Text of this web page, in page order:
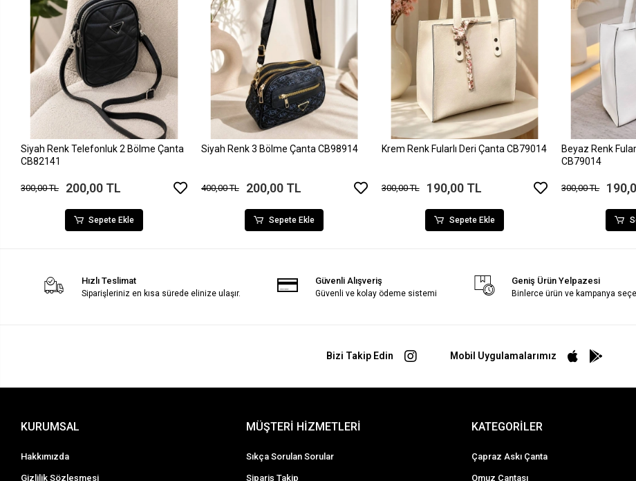
Siyah Renk Telefonluk 2 Bölme Çanta
CB82141
300,00 TL 200,00 TL
Sepete Ekle
Siyah Renk 3 Bölme Çanta CB98914
400,00 TL 200,00 TL
Sepete Ekle
Krem Renk Fularlı Deri Çanta CB79014
300,00 TL 190,00 TL
Sepete Ekle
Beyaz Renk
CB79014
300,00 TL
Hızlı Teslimat
Siparişleriniz en kısa sürede elinize ulaşır.
Güvenli Alışveriş
Güvenli ve kolay ödeme sistemi
Geniş Ürün Yelpazesi
Binlerce ürün ve kampanya
Bizi Takip Edin Mobil Uygulamalarımız
KURUMSAL
Hakkımızda
Gizlilik Sözleşmesi
MÜŞTERİ HİZMETLERİ
Sıkça Sorulan Sorular
Sipariş Takip
KATEGORİLER
Çapraz Askı Çanta
Omuz Çantası